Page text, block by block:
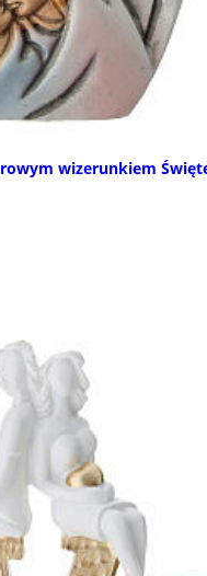
wizerunkiem